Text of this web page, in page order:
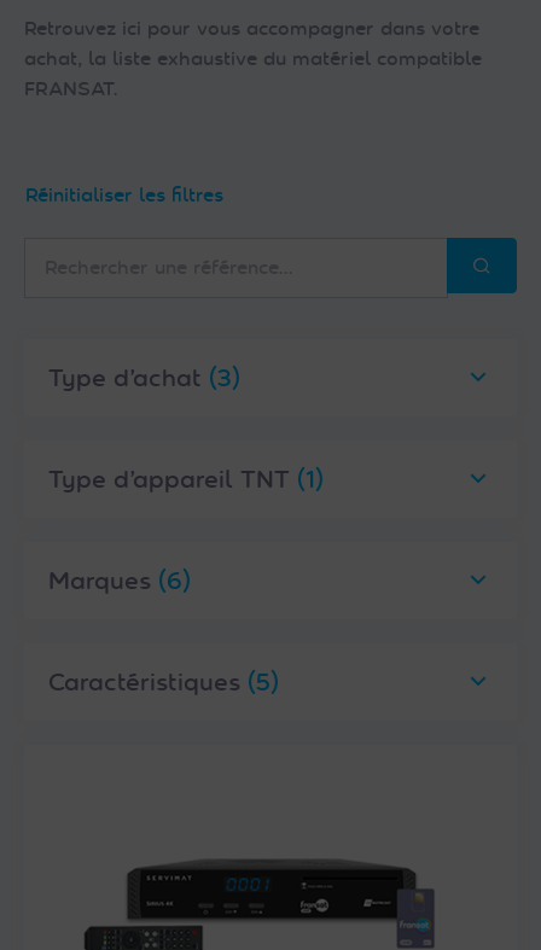
Retrouvez ici pour vous accompagner dans votre
achat, la liste exhaustive du matériel compatible
FRANSAT.
Réinitialiser les filtres
Type d’achat (3)
Type d’appareil TNT (1)
Marques (6)
Caractéristiques (5)